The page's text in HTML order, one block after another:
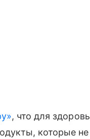
, что для
которые